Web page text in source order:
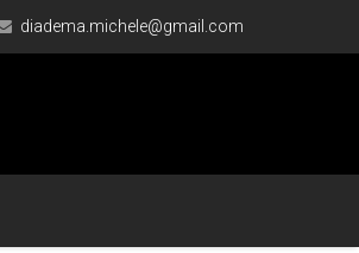
diadema.michele@gmail.com